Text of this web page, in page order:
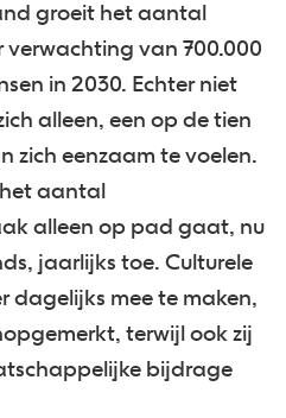
groeit het aantal
verwachting van 700.000
in 2030. Echter niet
alleen, een op de tien
zich eenzaam te voelen.
aantal
alleen op pad gaat, nu
jaarlijks toe. Culturele
dagelijks mee te maken,
terwijl ook zij
bijdrage